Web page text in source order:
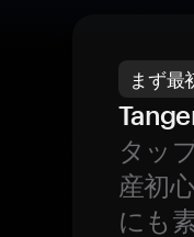
まず最
タッ
産初
にも